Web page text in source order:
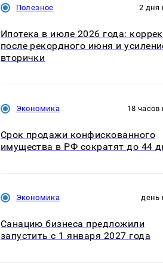
Полезное 2 дня
Ипотека в июле 2026 года:
после рекордного июня и
вторички
Экономика 18 часов
Срок продажи конфискованного
имущества в РФ сократят до 44
Экономика день
Санацию бизнеса предложили
запустить с 1 января 2027 года